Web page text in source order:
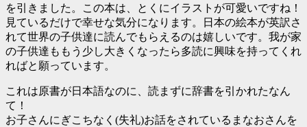
を引きました。この本は、とくにイラストが可愛いですね！
見ているだけで幸せな気分になります。日本の絵本が英訳さ
れて世界の子供達に読んでもらえるのは嬉しいです。我が家
の子供達ももう少し大きくなったら多読に興味を持ってくれ
ればと願っています。
これは原書が日本語なのに、読まずに辞書を引かれたなん
て！
お子さんにぎこちなく(失礼)お話をされているまなおさんを